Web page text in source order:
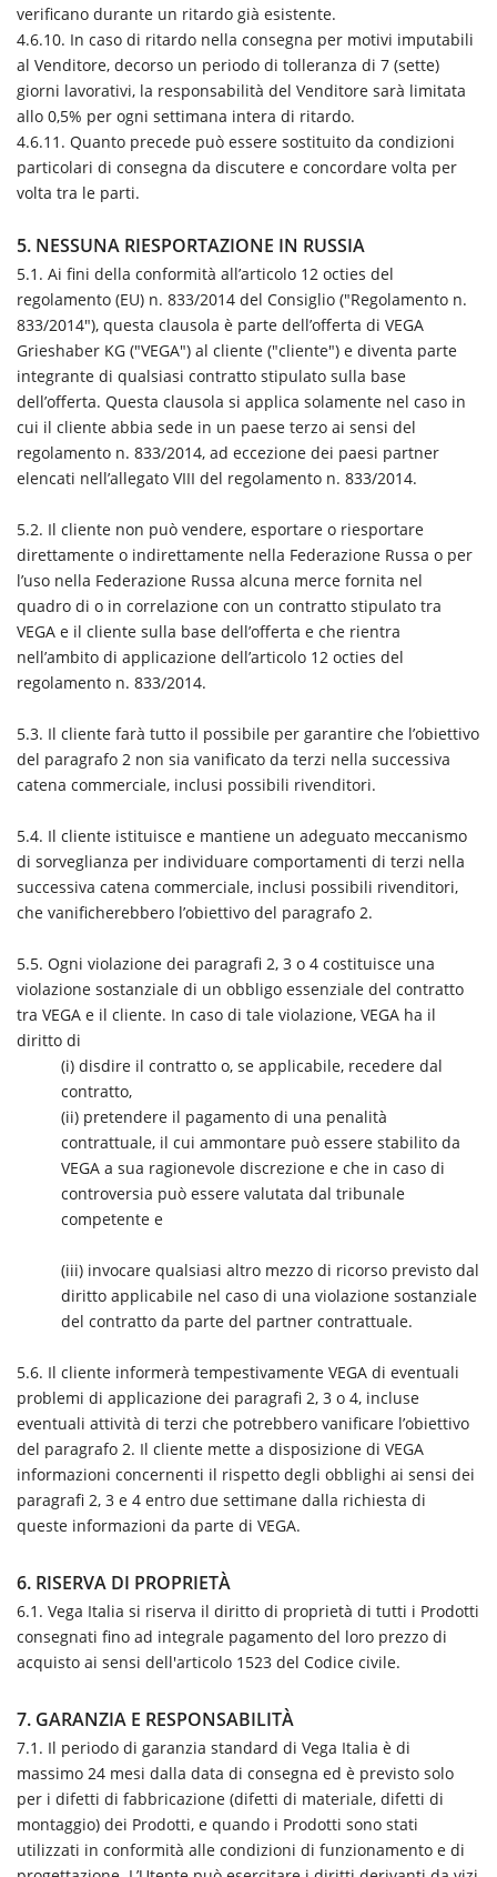
verificano durante un ritardo già esistente.
4.6.10. In caso di ritardo nella consegna per motivi imputabili
al Venditore, decorso un periodo di tolleranza di 7 (sette)
giorni lavorativi, la responsabilità del Venditore sarà limitata
allo 0,5% per ogni settimana intera di ritardo.
4.6.11. Quanto precede può essere sostituito da condizioni
particolari di consegna da discutere e concordare volta per
volta tra le parti.
5. NESSUNA RIESPORTAZIONE IN RUSSIA
5.1. Ai fini della conformità all’articolo 12 octies del
regolamento (EU) n. 833/2014 del Consiglio ("Regolamento n.
833/2014"), questa clausola è parte dell’offerta di VEGA
Grieshaber KG ("VEGA") al cliente ("cliente") e diventa parte
integrante di qualsiasi contratto stipulato sulla base
dell’offerta. Questa clausola si applica solamente nel caso in
cui il cliente abbia sede in un paese terzo ai sensi del
regolamento n. 833/2014, ad eccezione dei paesi partner
elencati nell’allegato VIII del regolamento n. 833/2014.
5.2. Il cliente non può vendere, esportare o riesportare
direttamente o indirettamente nella Federazione Russa o per
l’uso nella Federazione Russa alcuna merce fornita nel
quadro di o in correlazione con un contratto stipulato tra
VEGA e il cliente sulla base dell’offerta e che rientra
nell’ambito di applicazione dell’articolo 12 octies del
regolamento n. 833/2014.
5.3. Il cliente farà tutto il possibile per garantire che l’obiettivo
del paragrafo 2 non sia vanificato da terzi nella successiva
catena commerciale, inclusi possibili rivenditori.
5.4. Il cliente istituisce e mantiene un adeguato meccanismo
di sorveglianza per individuare comportamenti di terzi nella
successiva catena commerciale, inclusi possibili rivenditori,
che vanificherebbero l’obiettivo del paragrafo 2.
5.5. Ogni violazione dei paragrafi 2, 3 o 4 costituisce una
violazione sostanziale di un obbligo essenziale del contratto
tra VEGA e il cliente. In caso di tale violazione, VEGA ha il
diritto di
(i) disdire il contratto o, se applicabile, recedere dal
contratto,
(ii) pretendere il pagamento di una penalità
contrattuale, il cui ammontare può essere stabilito da
VEGA a sua ragionevole discrezione e che in caso di
controversia può essere valutata dal tribunale
competente e
(iii) invocare qualsiasi altro mezzo di ricorso previsto dal
diritto applicabile nel caso di una violazione sostanziale
del contratto da parte del partner contrattuale.
5.6. Il cliente informerà tempestivamente VEGA di eventuali
problemi di applicazione dei paragrafi 2, 3 o 4, incluse
eventuali attività di terzi che potrebbero vanificare l’obiettivo
del paragrafo 2. Il cliente mette a disposizione di VEGA
informazioni concernenti il rispetto degli obblighi ai sensi dei
paragrafi 2, 3 e 4 entro due settimane dalla richiesta di
queste informazioni da parte di VEGA.
6. RISERVA DI PROPRIETÀ
6.1. Vega Italia si riserva il diritto di proprietà di tutti i Prodotti
consegnati fino ad integrale pagamento del loro prezzo di
acquisto ai sensi dell'articolo 1523 del Codice civile.
7. GARANZIA E RESPONSABILITÀ
7.1. Il periodo di garanzia standard di Vega Italia è di
massimo 24 mesi dalla data di consegna ed è previsto solo
per i difetti di fabbricazione (difetti di materiale, difetti di
montaggio) dei Prodotti, e quando i Prodotti sono stati
utilizzati in conformità alle condizioni di funzionamento e di